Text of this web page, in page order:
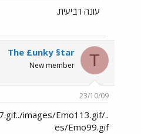
עונה רביעית.
T
The £unky §tar
New member
23/10/09
es/Emo99.gif